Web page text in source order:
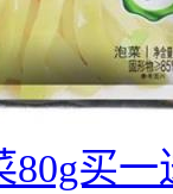
80g买一